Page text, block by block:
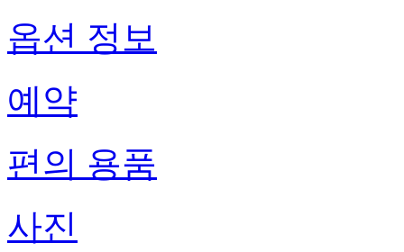
옵션 정보
예약
편의 용품
사진